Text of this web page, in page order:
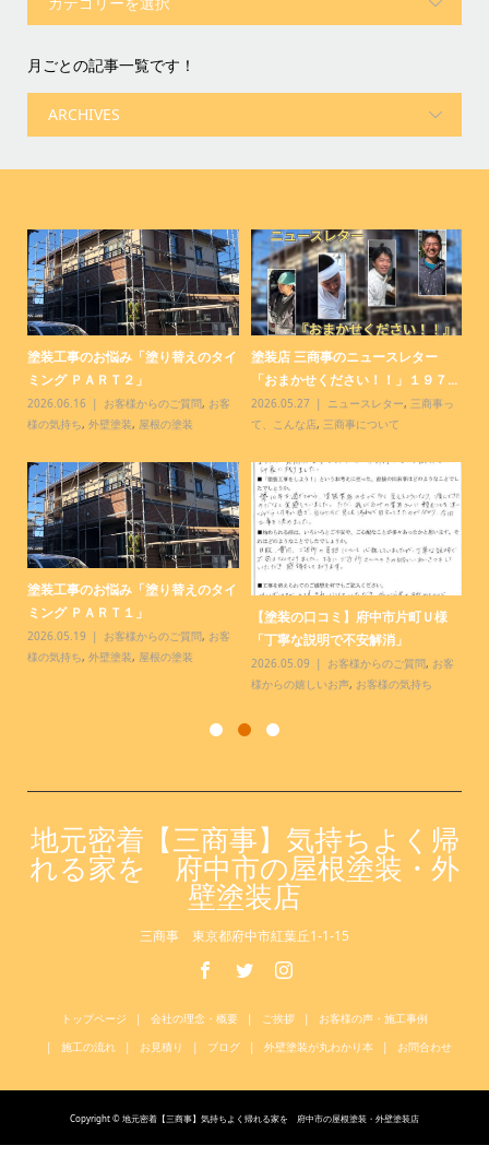
月ごとの記事一覧です！
塗装店 三商事のニュースレター
「おまかせください！！」１９６...
2026.04.28 ニュースレター,三商事っ
て、こんな店,三商事について
塗装工事のお悩み「お得になる方法
ってありますか？ＰＡＲＴ２」
2026.04.15 お客様からのご質問,お客
様の気持ち,外壁塗装,屋根の塗装
【塗装の口コミ】小金井市前原町Ｉ
様「素敵な仕上がり」
2026.04.06 お客様からの嬉しいお声,
お客様の気持ち
塗装店 三商事のニュースレター
「おまかせください！！」１９５...
2026.03.28 ニュースレター
て、こんな店 , 三商事について
地元密着【三商事】気持ちよく帰
れる家を 府中市の屋根塗装・外
壁塗装店
三商事 東京都府中市紅葉丘1-1-15
トップページ 会社の理念・概要 ご挨拶
お客様の声・施工事例
施工の流れ
お見積り ブログ 外壁塗装が丸わかり本 お問合わせ
Copyright © 地元密着【三商事】気持ちよく帰れる家を 府中市の屋根塗装・外壁塗装店